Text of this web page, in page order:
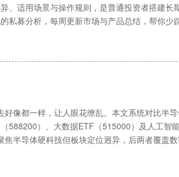
、适用场景与操作规则，是普通投资者搭建长
私募分析，每周更新市场与产品总结，帮你少
像都一样，让人眼花缭乱。本文系统对比半
588200）、大数据ETF（515000）及人工智
半导体硬科技但板块定位迥异，后两者覆盖